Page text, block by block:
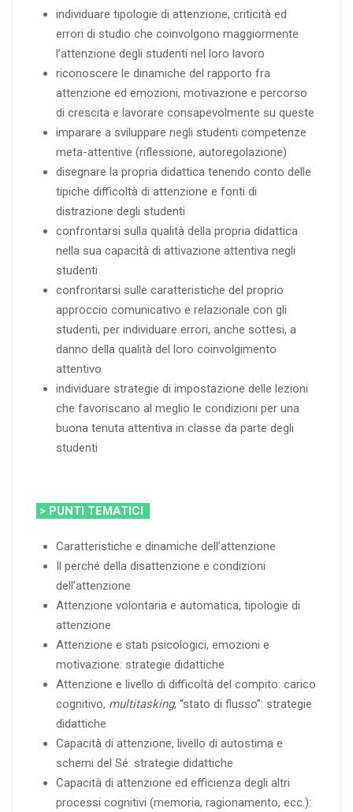
individuare tipologie di attenzione, criticità ed
errori di studio che coinvolgono maggiormente
l’attenzione degli studenti nel loro lavoro
riconoscere le dinamiche del rapporto fra
attenzione ed emozioni, motivazione e percorso
di crescita e lavorare consapevolmente su queste
imparare a sviluppare negli studenti competenze
meta-attentive (riflessione, autoregolazione)
disegnare la propria didattica tenendo conto delle
tipiche difficoltà di attenzione e fonti di
distrazione degli studenti
confrontarsi sulla qualità della propria didattica
nella sua capacità di attivazione attentiva negli
studenti
confrontarsi sulle caratteristiche del proprio
approccio comunicativo e relazionale con gli
studenti, per individuare errori, anche sottesi, a
danno della qualità del loro coinvolgimento
attentivo
individuare strategie di impostazione delle lezioni
che favoriscano al meglio le condizioni per una
buona tenuta attentiva in classe da parte degli
studenti
> PUNTI TEMATICI
Caratteristiche e dinamiche dell’attenzione
Il perché della disattenzione e condizioni
dell’attenzione
Attenzione volontaria e automatica, tipologie di
attenzione
Attenzione e stati psicologici, emozioni e
motivazione: strategie didattiche
Attenzione e livello di difficoltà del compito: carico
cognitivo, multitasking, “stato di flusso”: strategie
didattiche
Capacità di attenzione, livello di autostima e
schemi del Sé: strategie didattiche
Capacità di attenzione ed efficienza degli altri
processi cognitivi (memoria, ragionamento, ecc.):